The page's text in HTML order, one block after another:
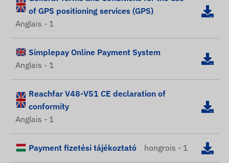
of GPS positioning services (GPS)
Anglais - 1
Simplepay Online Payment System
Anglais - 1
Reachfar V48-V51 CE declaration of
conformity
Anglais - 1
Payment fizetési tájékoztató hongrois - 1